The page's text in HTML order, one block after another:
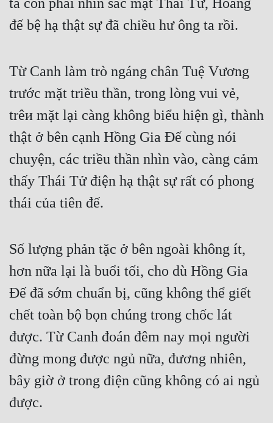
ta còn phải nhìn sắc mặt Thái Tử, Hoàng
đế bệ hạ thật sự đã chiều hư ông ta rồi.
Từ Canh làm trò ngáng chân Tuệ Vương
trước mặt triều thần, trong lòng vui vẻ,
trêи mặt lại càng không biểu hiện gì, thành
thật ở bên cạnh Hồng Gia Đế cùng nói
chuyện, các triều thần nhìn vào, càng cảm
thấy Thái Tử điện hạ thật sự rất có phong
thái của tiên đế.
Số lượng phản tặc ở bên ngoài không ít,
hơn nữa lại là buổi tối, cho dù Hồng Gia
Đế đã sớm chuẩn bị, cũng không thể giết
chết toàn bộ bọn chúng trong chốc lát
được. Từ Canh đoán đêm nay mọi người
đừng mong được ngủ nữa, đương nhiên,
bây giờ ở trong điện cũng không có ai ngủ
được.